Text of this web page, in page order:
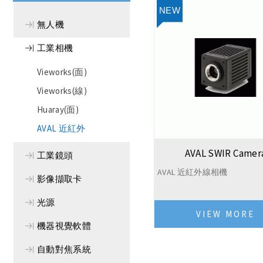
無人機
工業相機
Vieworks(面)
Vieworks(線)
Huaray(面)
AVAL 近紅外
工業鏡頭
影像擷取卡
光源
機器視覺軟體
自動對焦系統
AVAL SWIR
AVAL 近紅外線相機
VIEW MORE